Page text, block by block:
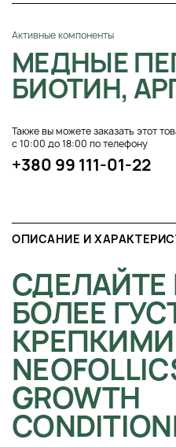
Активные компоненты
МЕДНЫЕ
БИОТИН,
Также вы можете заказать этот
с 10:00 до 18:00 по телефону
+380 99 111-01-22
ОПИСАНИЕ И
БОЛЕЕ
GROWTH